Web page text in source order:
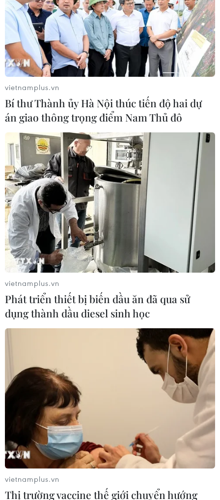
TIN CÙNG CHUYÊN MỤC
Thượng viện Mỹ thông qua luật ngân
sách tránh nguy cơ chính phủ đóng
cửa
08/08/2026 13:31
Thượng viện Mỹ thông qua dự luật
trừng phạt Nga
08/08/2026 03:50
Canada, Mỹ đàm phán thỏa thuận
thương mại tạm thời nhằm hạ nhiệt
07/08/2026 23:53
Tổng thống đắc cử của Colombia
Abelardo De La Espriella nhậm chức
07/08/2026 23:12
Mỹ chi hơn 2,2 tỷ USD mua thêm 4
trung tâm giam giữ người nhập cư
vietnamplus.vn
Bí thư Thành ủy Hà Nội thúc tiến độ hai dự
án giao thông trọng điểm Nam Thủ đô
vietnamplus.vn
Phát triển thiết bị biến dầu ăn đã qua sử
dụng thành dầu diesel sinh học
vietnamplus.vn
Thị trường vaccine thế giới chuyển hướng